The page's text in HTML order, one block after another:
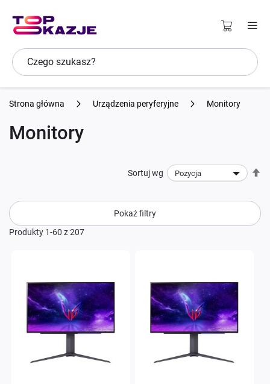
Strona główna Urządzenia peryferyjne Monitory
Monitory
Produkty 1-60 z207
Sortuj wg
Pokaż filtry